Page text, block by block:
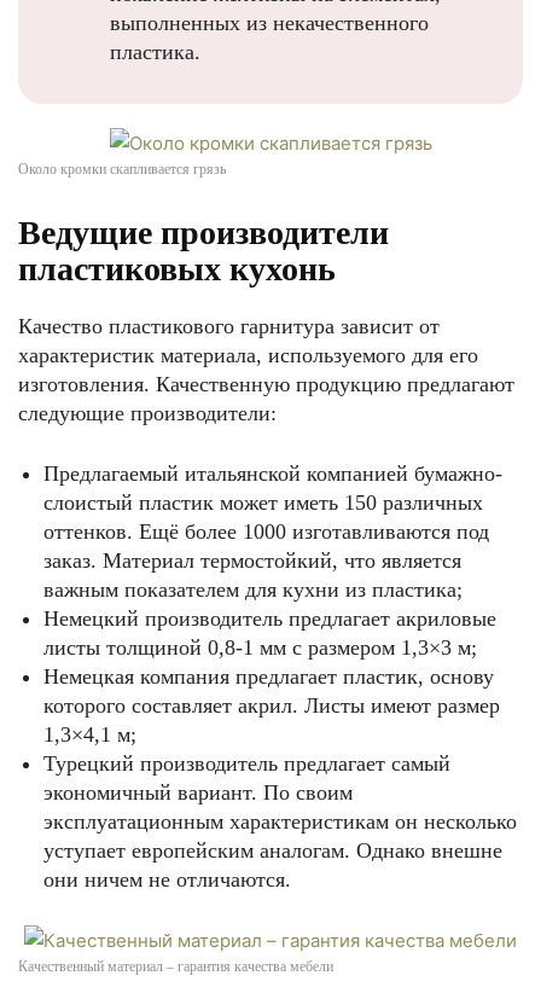
выполненных из некачественного
пластика.
Около кромки скапливается грязь
Ведущие производители
пластиковых кухонь
Качество пластикового гарнитура зависит от
характеристик материала, используемого для его
изготовления. Качественную продукцию предлагают
следующие производители:
Предлагаемый итальянской компанией бумажно-
слоистый пластик может иметь 150 различных
оттенков. Ещё более 1000 изготавливаются под
заказ. Материал термостойкий, что является
важным показателем для кухни из пластика;
Немецкий производитель предлагает акриловые
листы толщиной 0,8-1 мм с размером 1,3×3 м;
Немецкая компания предлагает пластик, основу
которого составляет акрил. Листы имеют размер
1,3×4,1 м;
Турецкий производитель предлагает самый
экономичный вариант. По своим
эксплуатационным характеристикам он несколько
уступает европейским аналогам. Однако внешне
они ничем не отличаются.
Качественный материал – гарантия качества мебели